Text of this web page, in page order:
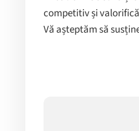
competitiv și
Vă așteptăm să